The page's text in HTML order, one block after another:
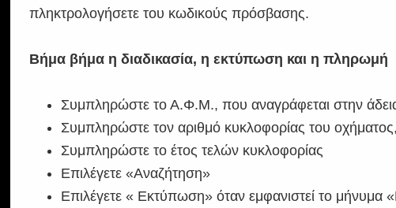
πληκτρολογήσετε του κωδικούς πρόσβασης.
Βήμα βήμα η διαδικασία, η εκτύπωση και η πληρωμή
Συμπληρώστε το Α.Φ.Μ., που αναγράφεται στην
Συμπληρώστε τον αριθμό κυκλοφορίας του
Συμπληρώστε το έτος τελών κυκλοφορίας
Επιλέγετε «Αναζήτηση»
Επιλέγετε « Εκτύπωση» όταν εμφανιστεί το μήνυμα